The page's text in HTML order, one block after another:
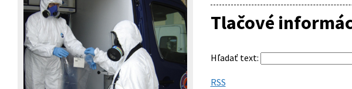
Tlačové
Hľadať text:
RSS